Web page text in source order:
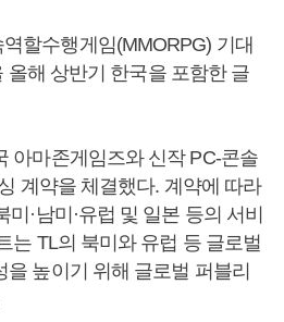
할수행게임(MMORPG) 기대
올해 상반기 한국을 포함한 글
아마존게임즈와 신작 PC-콘솔
계약을 체결했다. 계약에 따라
·남미·유럽 및 일본 등의 서비
는 TL의 북미와 유럽 등 글로벌
높이기 위해 글로벌 퍼블리